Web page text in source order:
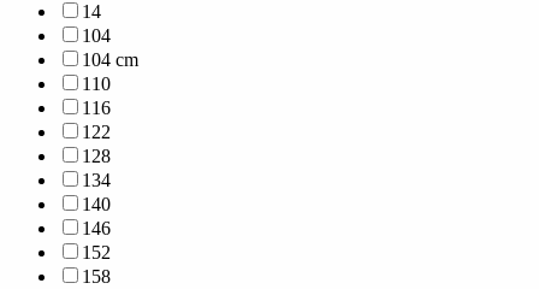
14
104
104 cm
110
116
122
128
134
140
146
152
158